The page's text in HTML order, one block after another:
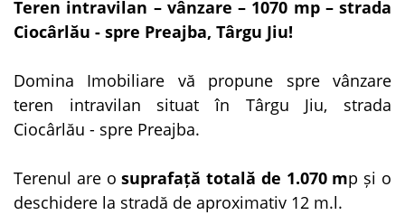
Teren intravilan – vânzare – 1070 mp – strada
Ciocârlău - spre Preajba, Târgu Jiu!
Domina Imobiliare vă propune spre vânzare
teren intravilan situat în Târgu Jiu, strada
Ciocârlău - spre Preajba.
Terenul are osuprafață totală de 1.070 mp și o
deschidere la stradă de aproximativ 12 m.l.